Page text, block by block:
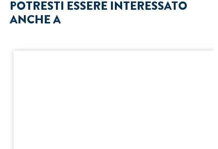
POTRESTI ESSERE INTERESSATO
ANCHE A